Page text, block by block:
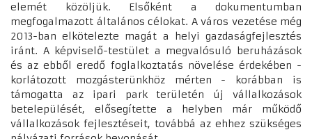
elemét közöljük. Elsőként a dokumentumban
megfogalmazott általános célokat. A város vezetése még
2013-ban elkötelezte magát a helyi gazdaságfejlesztés
iránt. A képviselő-testület a megvalósuló beruházások
és az ebből eredő foglalkoztatás növelése érdekében -
korlátozott mozgásterünkhöz mérten - korábban is
támogatta az ipari park területén új vállalkozások
betelepülését, elősegítette a helyben már működő
vállalkozások fejlesztéseit, továbbá az ehhez szükséges